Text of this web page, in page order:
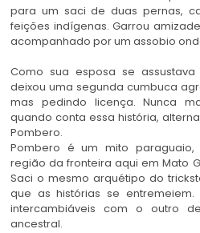
para um saci de duas pernas,
feições indígenas. Garrou
acompanhado por um assobio
Como sua esposa se
deixou uma segunda cumbuca
mas pedindo licença. Nunca
quando conta essa história,
Pombero.
Pombero é um mito
região da fronteira aqui em Mato
Saci o mesmo arquétipo do
que as histórias se
intercambiáveis com o outro
ancestral.